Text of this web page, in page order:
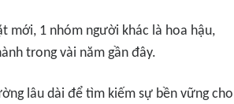
mới, 1 nhóm người khác là hoa hậu,
trong vài năm gần đây.
lâu dài để tìm kiếm sự bền vững cho